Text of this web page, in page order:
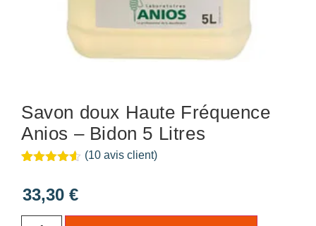
Savon doux Haute Fréquence
Anios – Bidon 5 Litres
basé sur
notations
client
(10 avis client)
33,30 €